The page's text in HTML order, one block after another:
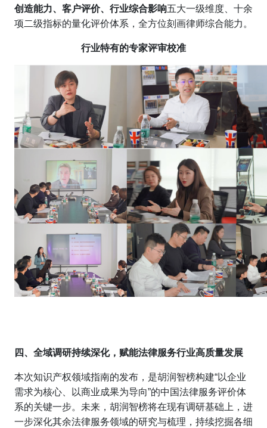
创造能力、客户评价、行业综合影响五大一级维度、十余
项二级指标的量化评价体系，全方位刻画律师综合能力。
行业特有的专家评审校准
四、全域调研持续深化，赋能法律服务行业高质量发展
本次知识产权领域指南的发布，是胡润智榜构建“以企业
需求为核心、以商业成果为导向”的中国法律服务评价体
系的关键一步。未来，胡润智榜将在现有调研基础上，进
一步深化其余法律服务领域的研究与梳理，持续挖掘各细